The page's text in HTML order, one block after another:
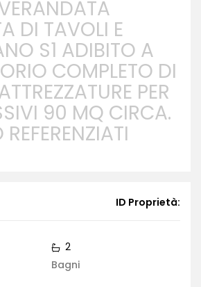
DI TAVOLI E
S1 ADIBITO A
COMPLETO DI
PER
90 MQ CIRCA.
ID Proprietà:
Bagni
2